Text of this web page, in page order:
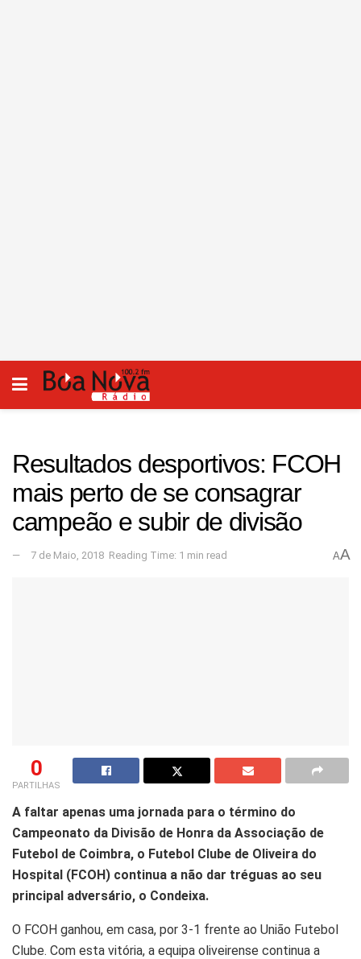
Resultados desportivos: FCOH
mais perto de se consagrar
campeão e subir de divisão
7 de Maio, 2018 Reading Time: 1 min read AA
0
PARTILHAS
A faltar apenas uma jornada para o término do
Campeonato da Divisão de Honra da Associação de
Futebol de Coimbra, o Futebol Clube de Oliveira do
Hospital (FCOH) continua a não dar tréguas ao seu
principal adversário, o Condeixa.
O FCOH ganhou, em casa, por 3-1 frente ao União Futebol
Clube. Com esta vitória, a equipa oliveirense continua a